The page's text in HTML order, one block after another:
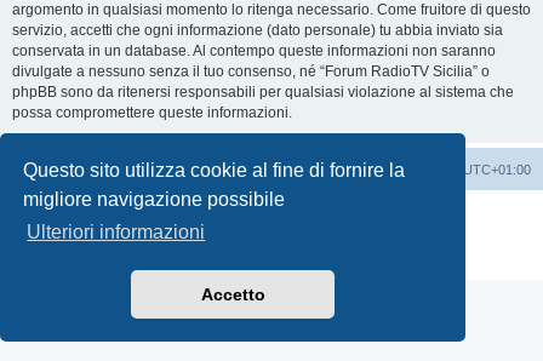
Questo sito utilizza cookie al fine di fornire la
migliore navigazione possibile
Ulteriori informazioni
Accetto
argomento in qualsiasi momento lo ritenga necessario. Come fruitore di questo
servizio, accetti che ogni informazione (dato personale) tu abbia inviato sia
conservata in un database. Al contempo queste informazioni non saranno
divulgate a nessuno senza il tuo consenso, né “Forum RadioTV Sicilia” o
phpBB sono da ritenersi responsabili per qualsiasi violazione al sistema che
possa compromettere queste informazioni.
Indice Tutti gli orari sono UTC+01:00
Cancella cookie
Contattaci
Creato da phpBB
Traduzione Italiana